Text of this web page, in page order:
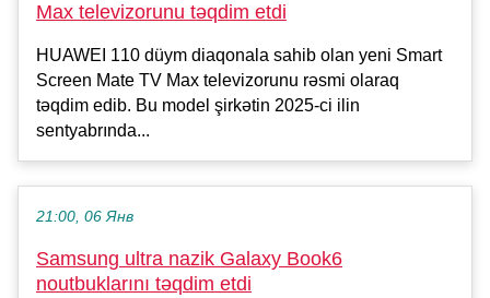
Max televizorunu təqdim etdi
HUAWEI 110 düym diaqonala sahib olan yeni Smart
Screen Mate TV Max televizorunu rəsmi olaraq
təqdim edib. Bu model şirkətin 2025-ci ilin
sentyabrında...
21:00, 06 Янв
Samsung ultra nazik Galaxy Book6
noutbuklarını təqdim etdi